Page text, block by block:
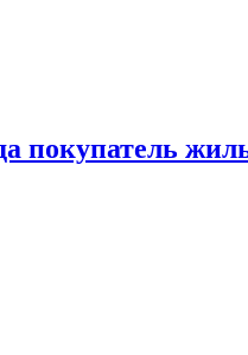
покупатель